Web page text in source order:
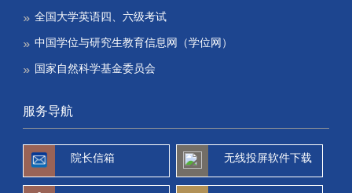
全国大学英语四、六级考试
中国学位与研究生教育信息网（学位网）
国家自然科学基金委员会
服务导航
院长信箱 无线投屏软件下载